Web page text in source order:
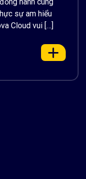
sự am hiểu
Cloud vui […]